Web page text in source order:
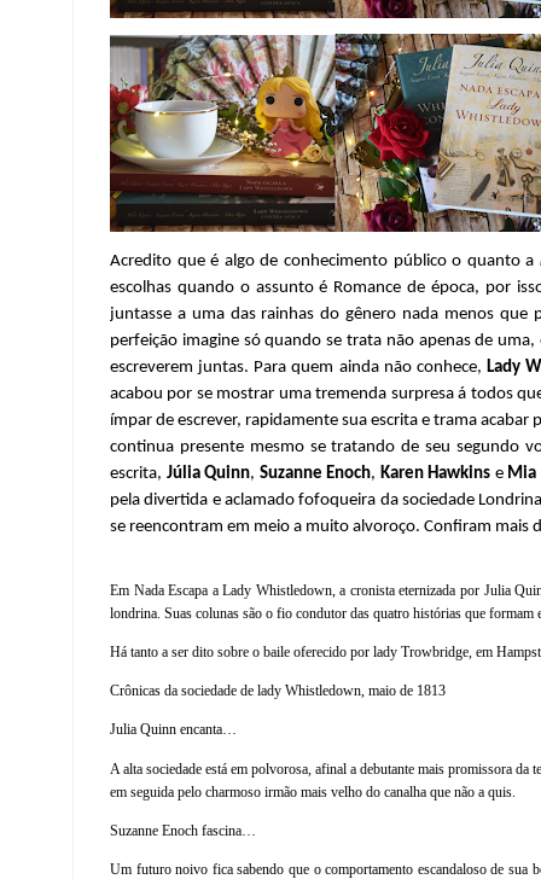
Acredito que é algo de conhecimento público o quanto a
escolhas quando o assunto é Romance de época, por
juntasse a uma das rainhas do gênero nada menos
perfeição imagine só quando se trata não apenas de
escreverem juntas. Para quem ainda não conhece, Lady
acabou por se mostrar uma tremenda surpresa á todos
ímpar de escrever, rapidamente sua escrita e trama
continua presente mesmo se tratando de seu segundo
escrita, Júlia Quinn, Suzanne Enoch, Karen Hawkins e Mia
pela divertida e aclamado fofoqueira da sociedade
se reencontram em meio a muito alvoroço. Confiram mais
Em Nada Escapa a Lady Whistledown, a cronista eternizada por Julia
londrina. Suas colunas são o fio condutor das quatro histórias que formam
Há tanto a ser dito sobre o baile oferecido por lady Trowbridge, em
Crônicas da sociedade de lady Whistledown, maio de 1813
Julia Quinn encanta…
A alta sociedade está em polvorosa, afinal a debutante mais promissora
em seguida pelo charmoso irmão mais velho do canalha que não a quis.
Suzanne Enoch fascina…
Um futuro noivo fica sabendo que o comportamento escandaloso de